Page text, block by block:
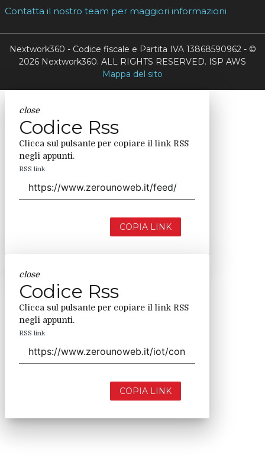
Contatta il nostro team per maggiori informazioni
Nextwork360 - Codice fiscale e Partita IVA 13868590962 - ©
2026 Nextwork360. ALL RIGHTS RESERVED. ISP AWS
Mappa del sito
close
Codice Rss
Clicca sul pulsante per copiare il link RSS
negli appunti.
RSS link
COPIA LINK
close
Codice Rss
Clicca sul pulsante per copiare il link RSS
negli appunti.
RSS link
COPIA LINK